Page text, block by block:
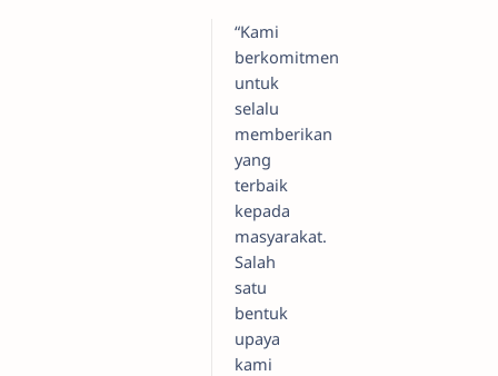
“Kami
berkomitmen
untuk
selalu
memberikan
yang
terbaik
kepada
masyarakat.
Salah
satu
bentuk
upaya
kami